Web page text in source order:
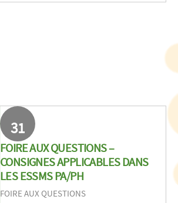
31
FOIRE AUX QUESTIONS –
CONSIGNES APPLICABLES DANS
LES ESSMS PA/PH
FOIRE AUX QUESTIONS